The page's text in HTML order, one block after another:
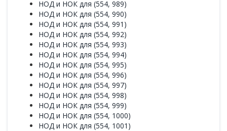
НОД и НОК для (554, 989)
НОД и НОК для (554, 990)
НОД и НОК для (554, 991)
НОД и НОК для (554, 992)
НОД и НОК для (554, 993)
НОД и НОК для (554, 994)
НОД и НОК для (554, 995)
НОД и НОК для (554, 996)
НОД и НОК для (554, 997)
НОД и НОК для (554, 998)
НОД и НОК для (554, 999)
НОД и НОК для (554, 1000)
НОД и НОК для (554, 1001)